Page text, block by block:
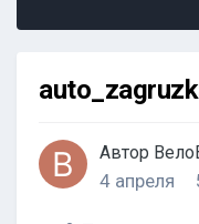
Автор
4 апреля